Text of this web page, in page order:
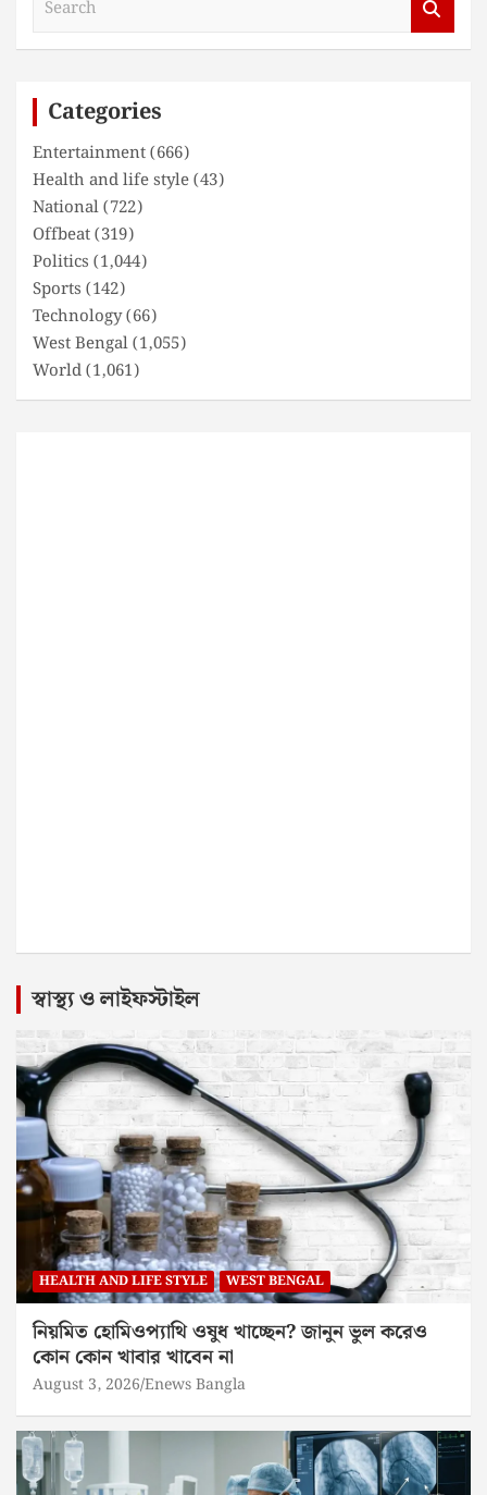
Categories
Entertainment(666)
Health and life style(43)
National(722)
Offbeat(319)
Politics (1,044)
Sports (142)
Technology(66)
West Bengal(1,055)
World(1,061)
স্বাস্থ্য ও লাইফস্টাইল
HEALTH AND LIFE STYLE WEST BENGAL
নিয়মিত হোমিওপ্যাথি ওষুধ খাচ্ছেন? জানুন ভুল করেও
কোন কোন খাবার খাবেন না
August 3, 2026 Enews Bangla